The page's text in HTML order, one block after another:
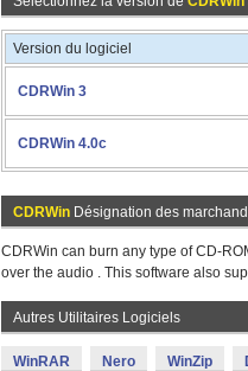
Version du logiciel
CDRWin 3
CDRWin 4.0c
CDRWin Désignation des
CDRWin can burn any type of CD-
over the audio . This software also
Autres Utilitaires Logiciels
WinRAR Nero WinZip